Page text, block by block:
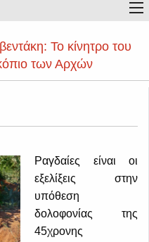
Το κίνητρο του
των Αρχών
Ραγδαίες είναι οι
εξελίξεις στην
υπόθεση
δολοφονίας της
45χρονης